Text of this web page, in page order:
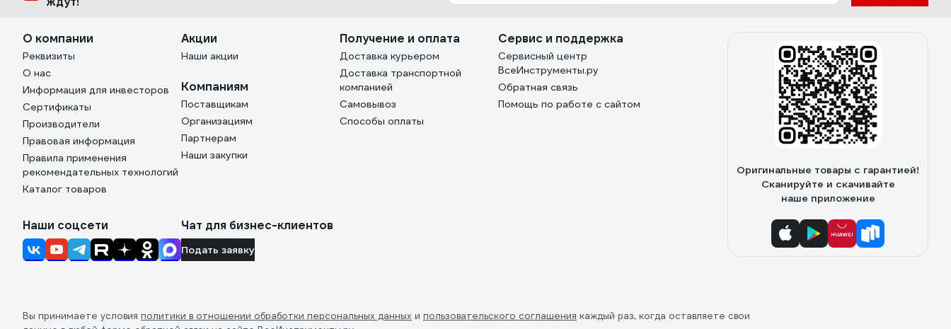
О компании
Реквизиты
О нас
Информация для инвесторов
Сертификаты
Производители
Правовая информация
Правила применения
рекомендательных технологий
Каталог товаров
Акции
Наши акции
Компаниям
Поставщикам
Организациям
Партнерам
Наши закупки
Получение и оплата
Доставка курьером
Доставка транспортной
компанией
Самовывоз
Способы оплаты
Сервис и поддержка
Сервисный центр
ВсеИнструменты.ру
Обратная связь
Помощь по работе с сайтом
Оригинальные товары с гарантией!
Сканируйте и скачивайте
наше приложение
Наши соцсети Чат для бизнес-клиентов
Подать заявку
Вы принимаете условия политики в отношении обработки персональных данных и пользовательского соглашения каждый раз, когда оставляете свои